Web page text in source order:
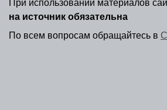
При использовании материалов
на источник обязательна
По всем вопросам обращайтесь в